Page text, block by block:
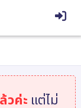
วค่ะ แต่ไม่